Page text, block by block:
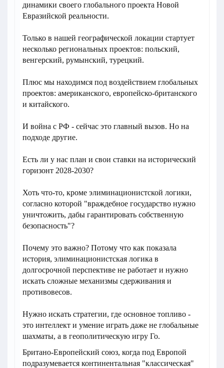
динамики своего глобального проекта Новой
Евразийской реальности.
Только в нашей географической локации стартует
несколько региональных проектов: польский,
венгерский, румынский, турецкий.
Плюс мы находимся под воздействием глобальных
проектов: американского, европейско-британского
и китайского.
И война с РФ - сейчас это главный вызов. Но на
подходе другие.
Есть ли у нас план и свои ставки на исторический
горизонт 2028-2030?
Хоть что-то, кроме элиминационистской логики,
согласно которой "враждебное государство нужно
уничтожить, дабы гарантировать собственную
безопасность"?
Почему это важно? Потому что как показала
история, элиминационистская логика в
долгосрочной перспективе не работает и нужно
искать сложные механизмы сдерживания и
противовесов.
Нужно искать стратегии, где основное топливо -
это интеллект и умение играть даже не глобальные
шахматы, а в геополитическую игру Го.
Британо-Европейский союз, когда под Европой
подразумевается континентальная "классическая"